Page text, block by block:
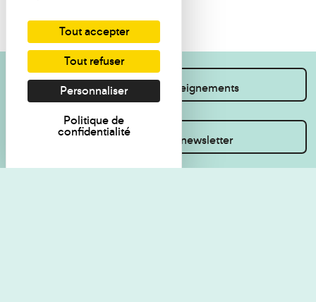
Je souhaite des renseignements
Inscrivez-vous à la newsletter
Tout accepter
Tout refuser
Personnaliser
Politique de
confidentialité